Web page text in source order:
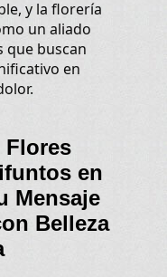
y la florería
un aliado
que buscan
en
Flores
en
Mensaje
Belleza